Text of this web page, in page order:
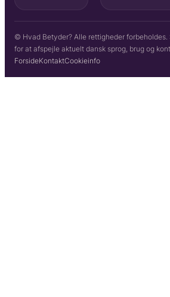
© Hvad Betyder? Alle rettigheder
for at afspejle aktuelt dansk sprog, brug og
ForsideKontaktCookieinfo